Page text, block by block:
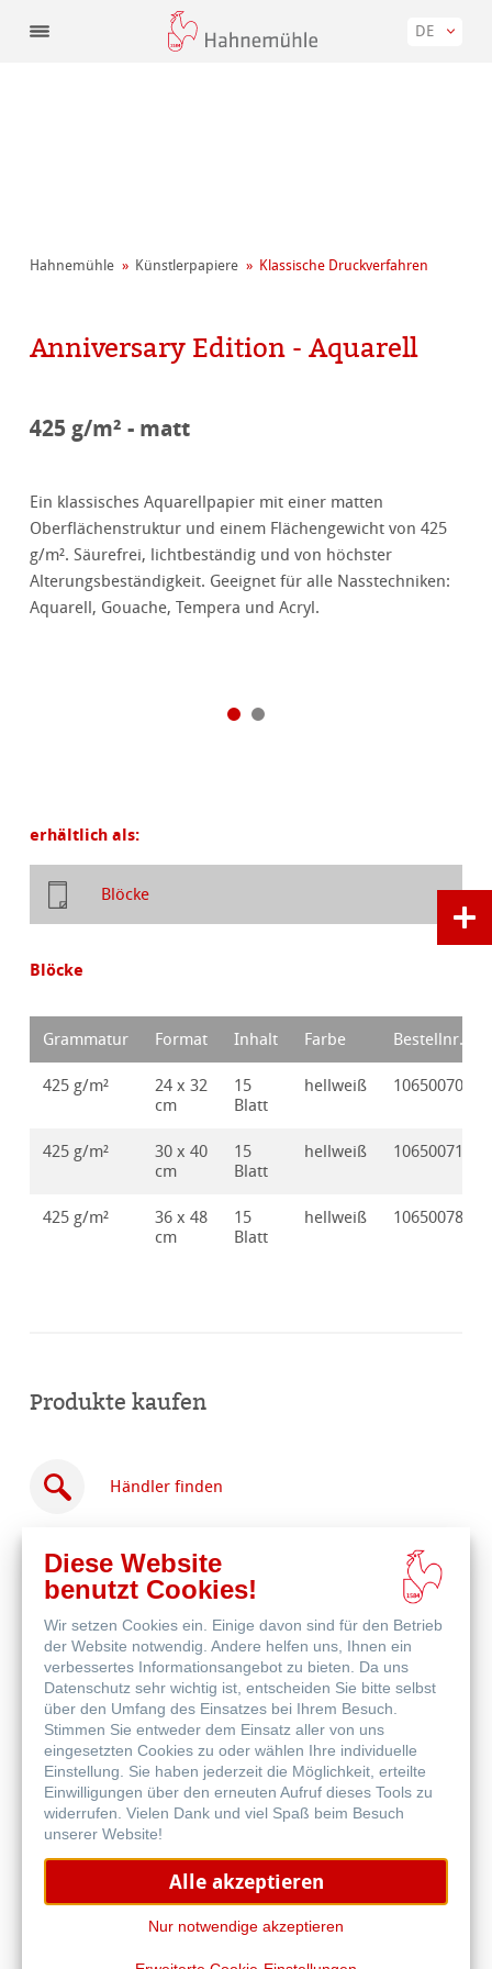
DE
Hahnemühle Künstler­papiere Klassische Druckverfahren
Anniversary Edition - Aquarell
425 g/m² - matt
Ein klassisches Aquarellpapier mit einer matten
Oberflächenstruktur und einem Flächengewicht von 425
g/m². Säurefrei, lichtbeständig und von höchster
Alterungsbeständigkeit. Geeignet für alle Nasstechniken:
Aquarell, Gouache, Tempera und Acryl.
erhältlich als:
Blöcke
Blöcke
Grammatur Format Inhalt Farbe Bestellnr.
425 g/m²
24 x 32
cm
15
Blatt
hellweiß 10650070
425 g/m²
30 x 40
cm
15
Blatt
hellweiß 10650071
425 g/m²
36 x 48
cm
15
Blatt
hellweiß 10650078
Produkte kaufen
Händler finden
Online
kaufen
Weitere Produkte
Diese Website
benutzt Cookies!
Wir setzen Cookies ein. Einige davon sind für den Betrieb
der Website notwendig. Andere helfen uns, Ihnen ein
verbessertes Informationsangebot zu bieten. Da uns
Datenschutz sehr wichtig ist, entscheiden Sie bitte selbst
über den Umfang des Einsatzes bei Ihrem Besuch.
Stimmen Sie entweder dem Einsatz aller von uns
eingesetzten Cookies zu oder wählen Ihre individuelle
Einstellung. Sie haben jederzeit die Möglichkeit, erteilte
Einwilligungen über den erneuten Aufruf dieses Tools zu
widerrufen. Vielen Dank und viel Spaß beim Besuch
unserer Website!
Alle akzeptieren
Nur notwendige akzeptieren